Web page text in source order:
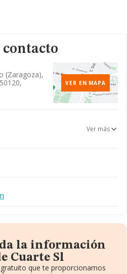
(zaragoza),
VER EN MAPA
Ver más
la información
Cuarte Sl
que te proporcionamos